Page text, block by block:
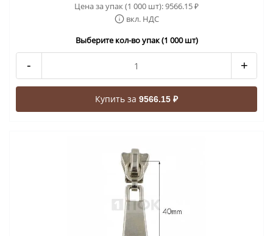
Цена за упак (1 000 шт):9566.15₽
вкл. НДС
Выберите кол-во упак (1 000 шт)
- +
Купить за 9566.15 ₽